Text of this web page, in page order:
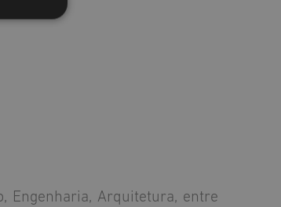
Engenharia, Arquitetura, entre